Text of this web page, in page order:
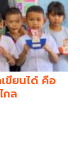
ขียนได้ คือ
กล